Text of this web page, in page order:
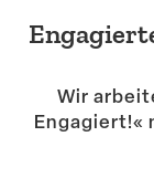
Wir
Engagiert!«